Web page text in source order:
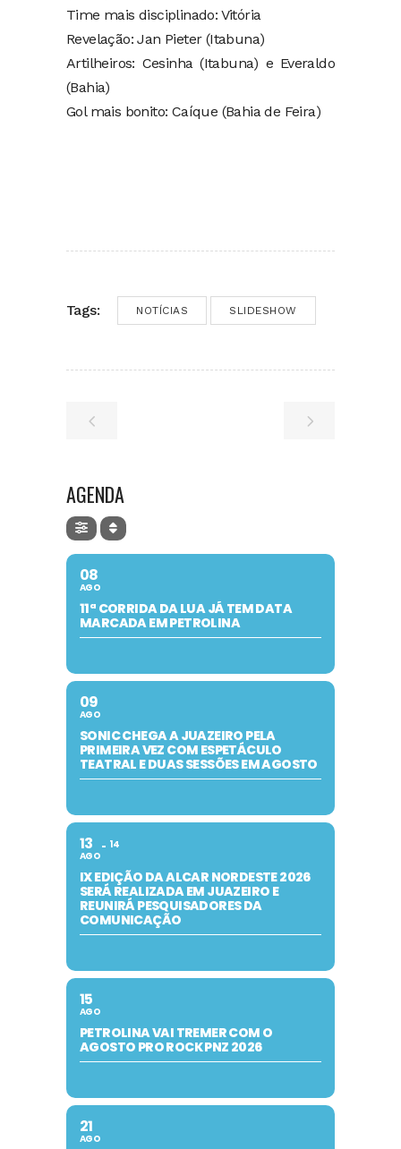
Time mais disciplinado: Vitória
Revelação: Jan Pieter (Itabuna)
Artilheiros: Cesinha (Itabuna) e Everaldo
(Bahia)
Gol mais bonito: Caíque (Bahia de Feira)
Tags: NOTÍCIAS SLIDESHOW
AGENDA
08
AGO
11ª CORRIDA DA LUA JÁ TEM DATA
MARCADA EM PETROLINA
09
AGO
SONIC CHEGA A JUAZEIRO PELA
PRIMEIRA VEZ COM ESPETÁCULO
TEATRAL E DUAS SESSÕES EM AGOSTO
13
AGO
14
IX EDIÇÃO DA ALCAR NORDESTE 2026
SERÁ REALIZADA EM JUAZEIRO E
REUNIRÁ PESQUISADORES DA
COMUNICAÇÃO
15
AGO
PETROLINA VAI TREMER COM O
AGOSTO PRO ROCK PNZ 2026
21
AGO